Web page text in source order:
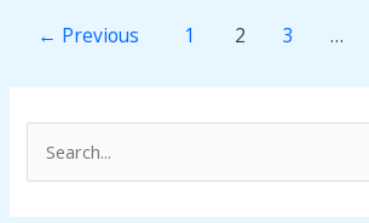
← Previous 1 2 3 …
e